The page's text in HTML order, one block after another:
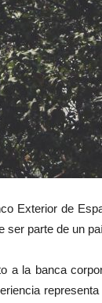
Exterior de
parte de un
a la banca